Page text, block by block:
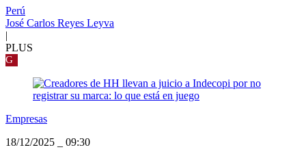
Perú
José Carlos Reyes Leyva
|
PLUS
G
Empresas
18/12/2025
09:30